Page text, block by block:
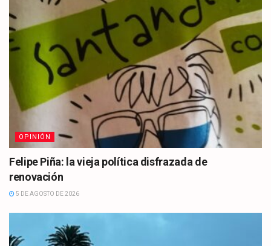
OPINIÓN
Felipe Piña: la vieja política disfrazada de
renovación
5 DE AGOSTO DE 2026